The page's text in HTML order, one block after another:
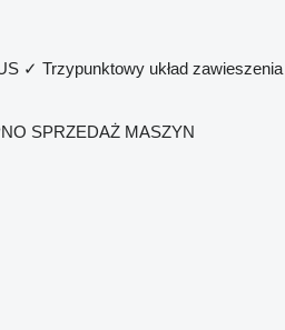
✓ Trzypunktowy układ zawieszenia
SPRZEDAŻ MASZYN